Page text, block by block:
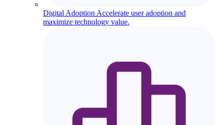
Digital Adoption Accelerate user adoption and
maximize technology value.